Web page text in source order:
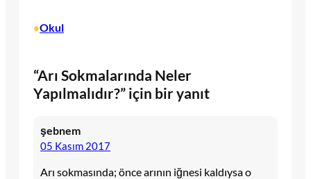
•Okul
“Arı Sokmalarında Neler
Yapılmalıdır?” için bir yanıt
şebnem
05 Kasım 2017
Arı sokmasında; önce arının iğnesi kaldıysa o